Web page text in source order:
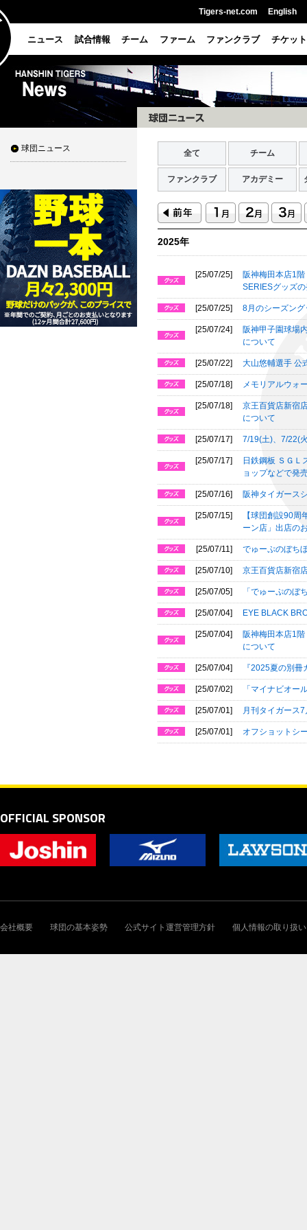
Tigers-net.com English
ニュース 試合情報 チーム ファーム ファンクラブ チケット
球団ニュース 全て チーム
ファンクラブ アカデミー
2025年
[25/07/25]
阪神梅田本店1
SERIESグッズ
[25/07/25] 8月のシーズン
[25/07/24]
阪神甲子園球場
について
[25/07/22] 大山悠輔選手 公
[25/07/18] メモリアルウォ
[25/07/18]
京王百貨店新宿
について
[25/07/17] 7/19(土)、7/22(
[25/07/17]
日鉄鋼板 ＳＧＬ
ョップなどで発
[25/07/16] 阪神タイガース
[25/07/15]
【球団創設90
ーン店」出店の
[25/07/11] でゅーぷのぼち
[25/07/10] 京王百貨店新宿
[25/07/05] 「でゅーぷのぼ
[25/07/04] EYE BLACK
[25/07/04]
阪神梅田本店1
について
[25/07/04] 『2025夏の別
[25/07/02] 「マイナビオー
[25/07/01] 月刊タイガース
[25/07/01] オフショットシ
OFFICIAL SPONSOR
会社概要 球団の基本姿勢 公式サイト運営管理方針 個人情報の取り扱い